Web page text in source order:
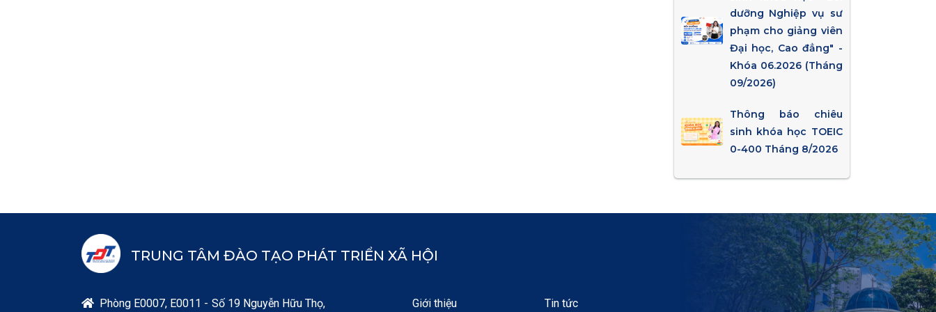
dưỡng Nghiệp vụ sư
phạm cho giảng viên
Đại học, Cao đẳng" -
Khóa 06.2026 (Tháng
09/2026)
Thông báo chiêu
sinh khóa học TOEIC
0-400 Tháng 8/2026
TRUNG TÂM ĐÀO TẠO PHÁT TRIỂN XÃ HỘI
 Phòng E0007, E0011 - Số 19 Nguyễn Hữu Thọ, Giới thiệu Tin tức